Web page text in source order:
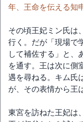
年、王命を伝える知
その頃王妃ミン氏は
行く。だが「現場で
して補佐する」と、
を通す。王は次に側
遇を尋ねる。キム氏
が、その表情から王
東宮を訪ねた王妃は